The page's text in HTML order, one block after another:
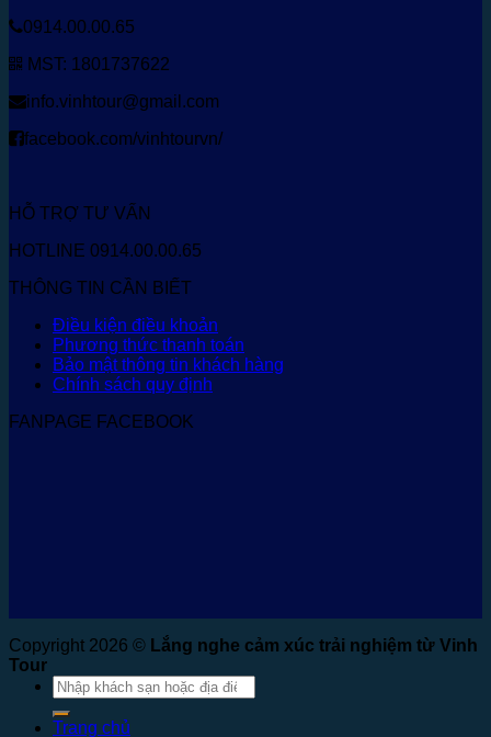
0914.00.00.65
MST: 1801737622
info.vinhtour@gmail.com
facebook.com/vinhtourvn/
HỖ TRỢ TƯ VẤN
HOTLINE 0914.00.00.65
THÔNG TIN CẦN BIẾT
Điều kiện điều khoản
Phương thức thanh toán
Bảo mật thông tin khách hàng
Chính sách quy định
FANPAGE FACEBOOK
Copyright 2026 © Lắng nghe cảm xúc trải nghiệm từ Vinh
Tour
Tìm
kiếm:
Trang chủ